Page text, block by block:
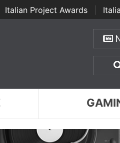
Italian Project Awards